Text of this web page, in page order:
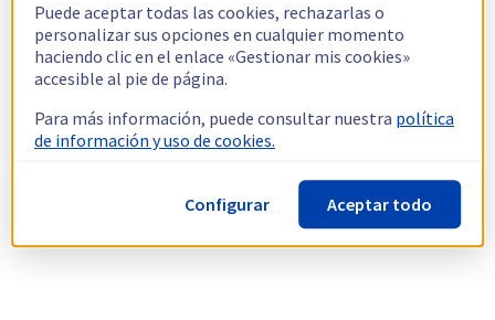
Puede aceptar todas las cookies, rechazarlas o
personalizar sus opciones en cualquier momento
haciendo clic en el enlace «Gestionar mis cookies»
accesible al pie de página.
Para más información, puede consultar nuestra política
de información y uso de cookies.
Configurar Aceptar todo